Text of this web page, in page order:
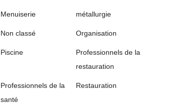
Menuiserie métallurgie
Non classé Organisation
Piscine
Professionnels de la
restauration
Professionnels de la
santé
Restauration